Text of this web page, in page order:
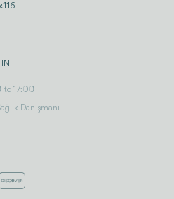
to 17:00
Danışmanı